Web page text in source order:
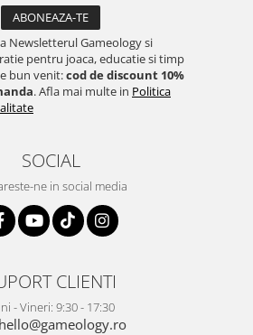
Newsletterul Gameology si
pentru joaca, educatie si timp
bun venit:cod de discount 10%
. Afla mai multe in Politica
SOCIAL
ne in social media
CLIENTI
- Vineri: 9:30 - 17:30
hello@gameology.ro